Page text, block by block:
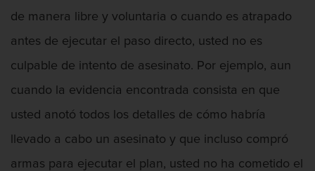
Copulación Oral Forzada
Exposición indecente
Merodear Para Cometer Prostitución
Molestar a un niño menor de 18 años
Penetración Sexual Forzada
de manera libre y voluntaria o cuando es atrapado
antes de ejecutar el paso directo, usted no es
culpable de intento de asesinato. Por ejemplo, aun
cuando la evidencia encontrada consista en que
usted anotó todos los detalles de cómo habría
llevado a cabo un asesinato y que incluso compró
armas para ejecutar el plan, usted no ha cometido el